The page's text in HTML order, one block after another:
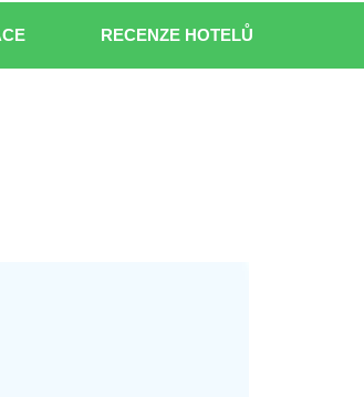
RECENZE HOTELŮ